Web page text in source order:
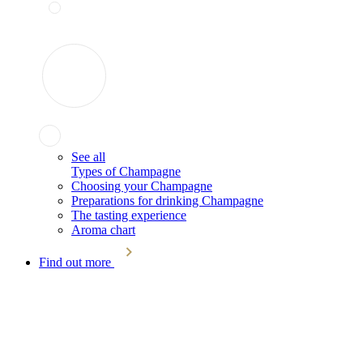
See all
Types of Champagne
Choosing your Champagne
Preparations for drinking Champagne
The tasting experience
Aroma chart
Find out more